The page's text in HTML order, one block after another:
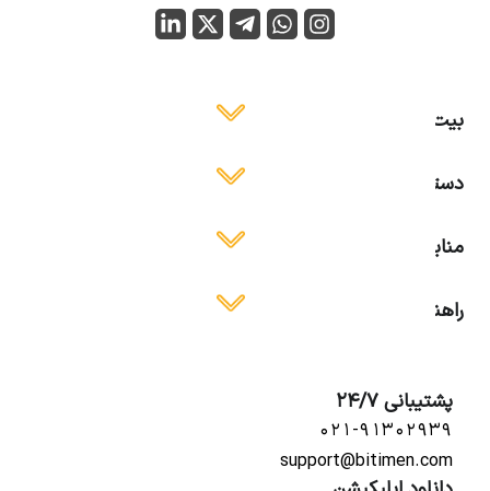
بیت ایمن
دسترسی آسان
منابع آموزشی
راهنمای استفاده
پشتیبانی 24/7
۰۲۱-۹۱۳۰۲۹۳۹
support@bitimen.com